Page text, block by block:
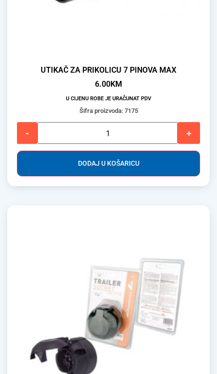
UTIKAČ ZA PRIKOLICU 7 PINOVA MAX
6.00KM
U CIJENU ROBE JE URAČUNAT PDV
Šifra proizvoda: 7175
- +
DODAJ U KOŠARICU